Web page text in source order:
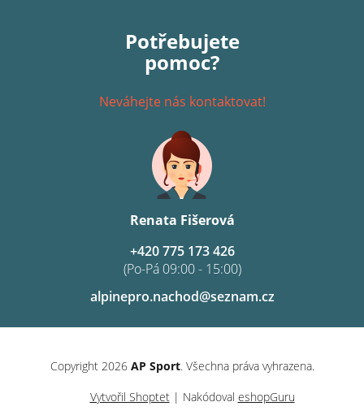
Potřebujete
pomoc?
Neváhejte nás kontaktovat!
Renata Fišerová
alpinepro.nachod@seznam.cz
+420 775 173 426
(Po-Pá 09:00 - 15:00)
Vytvořil Shoptet | Nakódoval eshopGuru
Copyright 2026 AP Sport. Všechna práva vyhrazena.